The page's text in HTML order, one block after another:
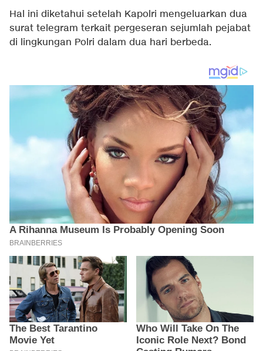
Hal ini diketahui setelah Kapolri mengeluarkan dua
surat telegram terkait pergeseran sejumlah pejabat
di lingkungan Polri dalam dua hari berbeda.